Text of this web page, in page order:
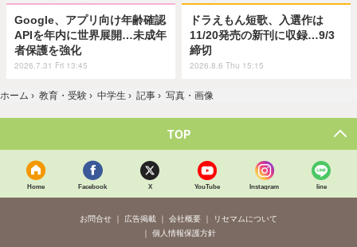
Google、アプリ向け年齢確認
APIを年内に世界展開…未成年
者保護を強化
2026.7.31 Fri 13:45
ドラえもん短歌、入選作は
11/20発売の新刊に収録…9/3
締切
2026.8.6 Thu 15:15
ホーム › 教育・受験 › 中学生 › 記事 › 写真・画像
TOP
Home Facebook X YouTube Instagram line
お問合せ 広告掲載 会社概要
リセマムについて
個人情報保護方針